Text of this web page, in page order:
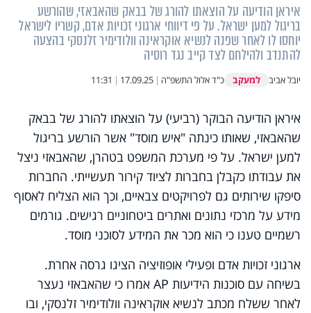
איראן הודיעה על הוצאתו להורג של בבאק שהאבאזי, שהורשע
בריגול למען ישראל. על פי דיווחי ארגוני זכויות אדם, קשריו לישראל
יוחסו לו לאחר שפנה לנשיא אוקראינה וולודימיר זלנסקי בהצעה
להתנדב ולהילחם לצד קייב נגד רוסיה
יובל אביב למעקב כ"ד אלול התשפ"ה |
17.09.25
|
11:31
איראן הודיעה הבוקר (רביעי) על הוצאתו להורג של בבאק
שהאבאזי, שאותו כינתה "איש מוסד" אשר הורשע בריגול
למען ישראל. על פי מערכת המשפט בטהרן, שהאבאזי ניצל
את עבודתו כקבלן בחברות לציוד קירור תעשייתי. החברות
סיפקו שירותים גם לפרויקטים צבאיים, וכך הוא הצליח לאסוף
מידע על מרכזי נתונים ואתרים ביטחוניים רגישים. גורמים
רשמיים טענו כי הוא מכר את המידע לסוכני מוסד.
ארגוני זכויות אדם ופעילי אופוזיציה הציגו גרסה אחרת.
בשיחה עם סוכנות הידיעות AP אמרו כי שהאבאזי נעצר
לאחר ששלח מכתב לנשיא אוקראינה וולודימיר זלנסקי, ובו